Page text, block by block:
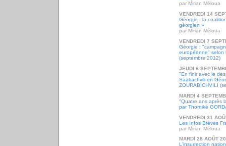
par Mirian Méloua
VENDREDI 14
Géorgie : la
géorgien »
par Mirian Méloua
VENDREDI 7
Géorgie :
européenne" selon
(septembre 2012)
JEUDI 6
"En finir avec le
Saakachvili en
ZOURABICHVILI
MARDI 4
"Quatre ans après
par Thorniké
VENDREDI 31
Les Infos Brèves
par Mirian Méloua
MARDI 28 AOÛT
L'insurrection